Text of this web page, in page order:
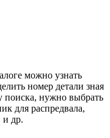
можно узнать
номер детали зная
поиска, нужно выбрать
для распредвала,
и др.